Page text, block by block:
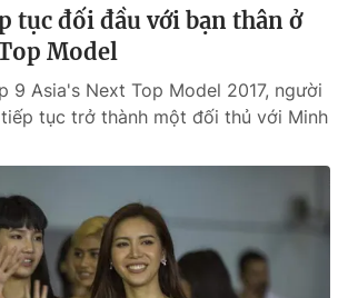
tục đối đầu với bạn thân ở
Model
9 Asia's Next Top Model 2017, người
tục trở thành một đối thủ với Minh